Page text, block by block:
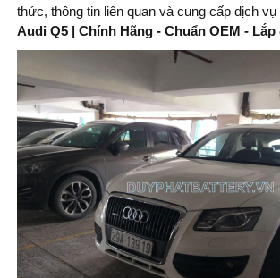
thức, thông tin liên quan và cung cấp dịch vụ
Audi Q5 | Chính Hãng - Chuẩn OEM -